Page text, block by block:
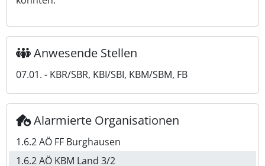
Anwesende Stellen
07.01. - KBR/SBR, KBI/SBI, KBM/SBM, FB
Alarmierte Organisationen
1.6.2 AÖ FF Burghausen
1.6.2 AÖ KBM Land 3/2